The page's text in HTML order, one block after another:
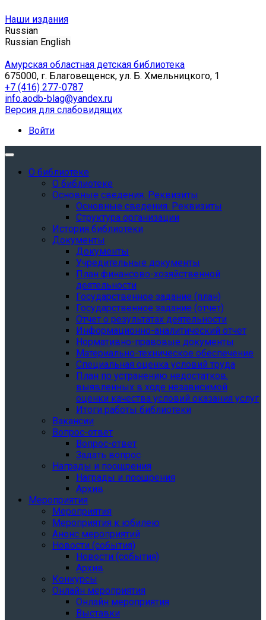
Наши издания
Russian
Russian English
Амурская областная детская библиотека
675000, г. Благовещенск, ул. Б. Хмельницкого, 1
+7 (416) 277-0787
info.aodb-blag@yandex.ru
Версия для слабовидящих
Войти
О библиотеке
О библиотеке
Основные сведения. Реквизиты
Основные сведения. Реквизиты
Структура организации
История библиотеки
Документы
Документы
Учредительные документы
План финансово-хозяйственной
деятельности
Государственное задание (план)
Государственное задание (отчет)
Отчет о результатах деятельности
Информационно-аналитический отчет
Нормативно-правовые документы
Материально-техническое обеспечение
Специальная оценка условий труда
План по устранению недостатков,
выявленных в ходе независимой
оценки качества условий оказания услуг
Итоги работы библиотеки
Вакансии
Вопрос-ответ
Вопрос-ответ
Задать вопрос
Награды и поощрения
Награды и поощрения
Архив
Мероприятия
Мероприятия
Мероприятия к юбилею
Анонс мероприятий
Новости (события)
Новости (события)
Архив
Конкурсы
Онлайн мероприятия
Онлайн мероприятия
Выставки